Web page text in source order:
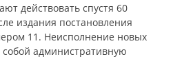
действовать спустя 60
издания постановления
11. Неисполнение новых
административную